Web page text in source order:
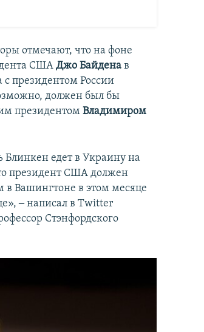
отмечают, что на фоне
США Джо Байденав
президентом России
должен был бы
президентом Владимиром
Блинкен едет в Украину на
президент США должен
в Вашингтоне в этом месяце
‒ написал в Twitter
Стэнфордского